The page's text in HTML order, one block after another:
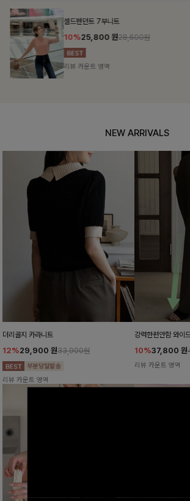
셀드펜던트 7부니트
10%25,800 원28,600원
리뷰 카운트 영역
NEW ARRIVALS
더리골지 카라니트
12%29,900 원33,900원
리뷰 카운트 영역
강력한편안함 와이
10%37,800 원
리뷰 카운트 영역